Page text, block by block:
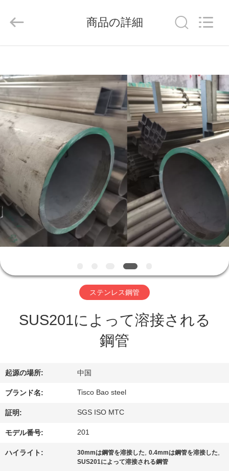
製
品
動
画
私
た
ち
に
2026
Shandong
Product
商品の詳細
ステンレス鋼管
SUS201によって溶接される
鋼管
起源の場所: 中国
ブランド名: Tisco Bao steel
証明: SGS ISO MTC
モデル番号: 201
ハイライト: 30mmは鋼管を溶接した,0.4mmは鋼管を溶接した,
SUS201によって溶接される鋼管